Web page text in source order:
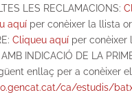
LES RECLAMACIONS:
aquí per conèixer la llista
Cliqueu aquí per conèixer
INDICACIÓ DE LA
enllaç per a
ca/estudis/